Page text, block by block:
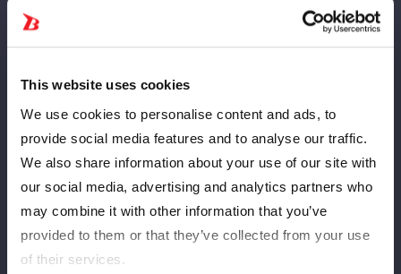
This website uses cookies
We use cookies to personalise content and ads, to
provide social media features and to analyse our traffic.
We also share information about your use of our site with
our social media, advertising and analytics partners who
may combine it with other information that you’ve
provided to them or that they’ve collected from your use
of their services.
Mi Vida Loca（MVL）の山下りなから、元E neXus V（EXV）の
舞華＆HANAKOに〝プレゼント〟が贈られた。
3月31日の後楽園大会では8人タッグ戦で鈴季すず＆山下＆青木